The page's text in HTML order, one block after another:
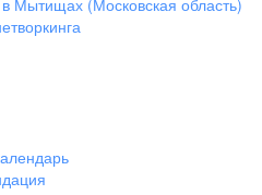
Мытищах (Московская область)